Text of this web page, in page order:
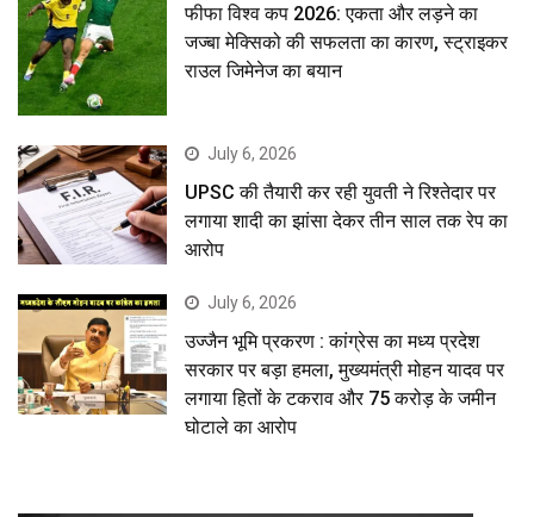
फीफा विश्व कप 2026: एकता और लड़ने का
जज्बा मेक्सिको की सफलता का कारण, स्ट्राइकर
राउल जिमेनेज का बयान
July 6, 2026
UPSC की तैयारी कर रही युवती ने रिश्तेदार पर
लगाया शादी का झांसा देकर तीन साल तक रेप का
आरोप
July 6, 2026
उज्जैन भूमि प्रकरण : कांग्रेस का मध्य प्रदेश
सरकार पर बड़ा हमला, मुख्यमंत्री मोहन यादव पर
लगाया हितों के टकराव और 75 करोड़ के जमीन
घोटाले का आरोप